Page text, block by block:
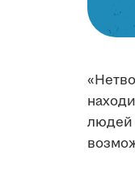
людей